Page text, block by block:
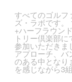
すべてのゴルフ
ズ・ラボです
+ハーフラウン
トリー倶楽部
参加いただきま
アプローチ、バ
のある中となり
を感じながら3